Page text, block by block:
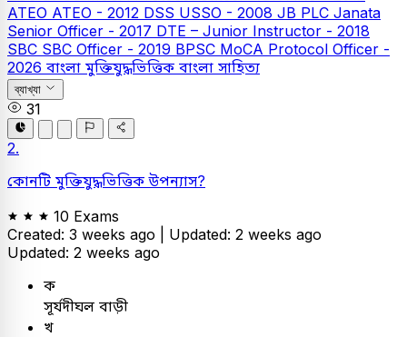
ATEO ATEO - 2012 DSS USSO - 2008 JB PLC Janata
Senior Officer - 2017 DTE – Junior Instructor - 2018
SBC SBC Officer - 2019 BPSC MoCA Protocol Officer -
2026 বাংলা মুক্তিযুদ্ধভিত্তিক বাংলা সাহিত্য
ব্যাখ্যা
31
2.
কোনটি মুক্তিযুদ্ধভিত্তিক উপন্যাস?
10 Exams
Created: 3 weeks ago | Updated: 2 weeks ago
Updated: 2 weeks ago
ক
সূর্যদীঘল বাড়ী
খ